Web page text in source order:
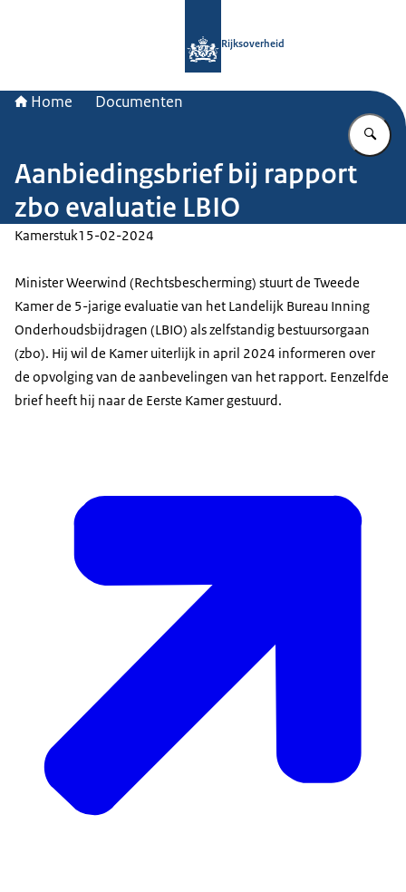
Rijksoverheid
Home Documenten
Aanbiedingsbrief bij rapport
zbo evaluatie LBIO
Kamerstuk15-02-2024
Minister Weerwind (Rechtsbescherming) stuurt de Tweede
Kamer de 5-jarige evaluatie van het Landelijk Bureau Inning
Onderhoudsbijdragen (LBIO) als zelfstandig bestuursorgaan
(zbo). Hij wil de Kamer uiterlijk in april 2024 informeren over
de opvolging van de aanbevelingen van het rapport. Eenzelfde
brief heeft hij naar de Eerste Kamer gestuurd.